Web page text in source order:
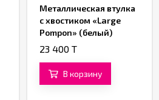
Металлическая втулка
с хвостиком «Large
Pompon» (белый)
23 400 T
В корзину